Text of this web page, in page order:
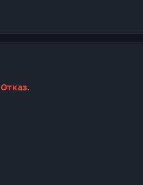
Отказ.